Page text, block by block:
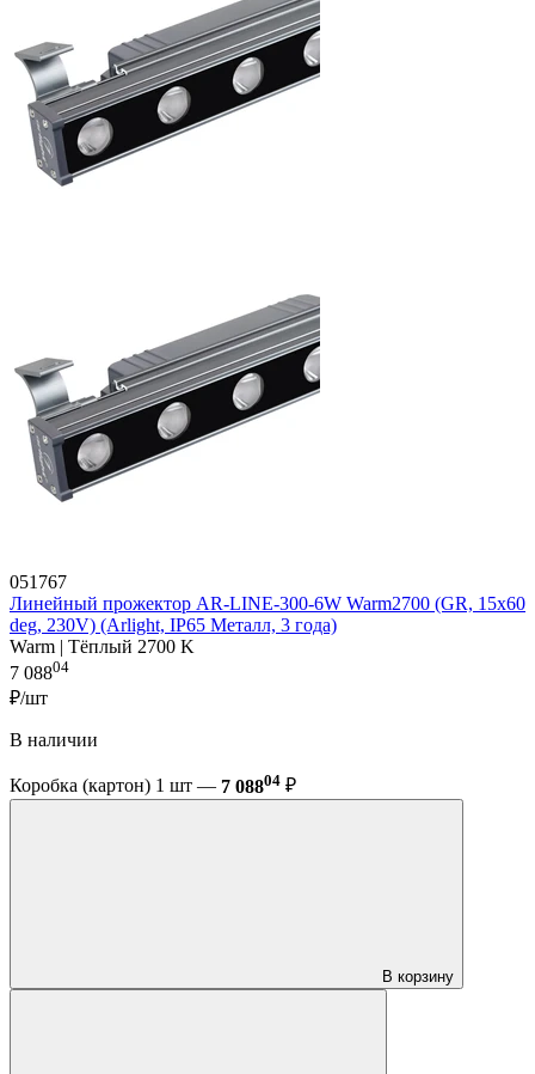
051767
Линейный прожектор AR-LINE-300-6W Warm2700 (GR, 15x60
deg, 230V) (Arlight, IP65 Металл, 3 года)
Warm | Тёплый 2700 K
7 08804
₽/шт
В наличии
Коробка (картон) 1 шт — 7 08804 ₽
В корзину